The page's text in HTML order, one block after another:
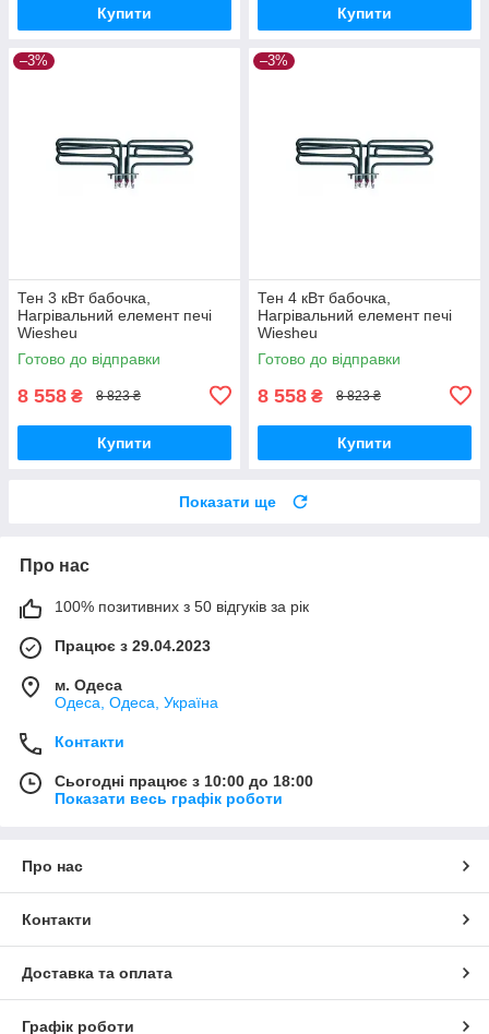
Купити Купити
–3%
Тен 3 кВт бабочка,
Нагрівальний елемент печі
Wiesheu
Готово до відправки
8 558 ₴ 8 823 ₴
Купити
–3%
Тен 4 кВт бабочка,
Нагрівальний елемент печі
Wiesheu
Готово до відправки
8 558 ₴ 8 823 ₴
Купити
Показати ще
Про нас
100% позитивних з 50 відгуків за рік
Працює з 29.04.2023
м. Одеса
Одеса, Одеса, Україна
Контакти
Сьогодні працює з 10:00 до 18:00
Показати весь графік роботи
Про нас
Контакти
Доставка та оплата
Графік роботи